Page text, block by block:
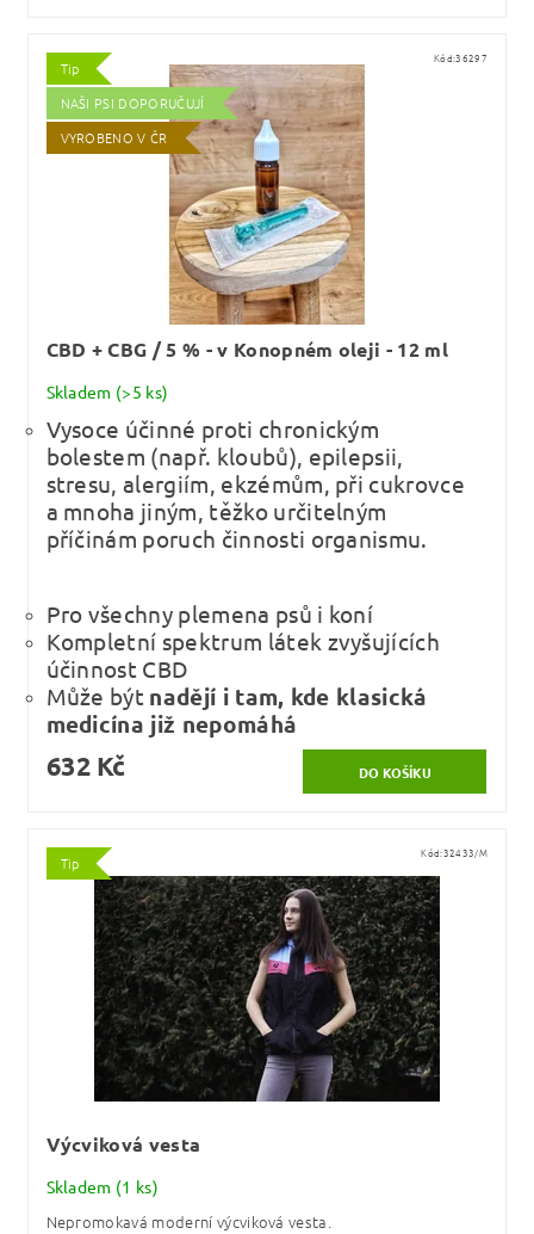
Tip
NAŠI PSI DOPORUČUJÍ
VYROBENO V ČR
Kód:36297
CBD + CBG / 5 % - v Konopném oleji - 12 ml
Skladem (>5 ks)
Vysoce účinné proti chronickým
bolestem (např. kloubů), epilepsii,
stresu, alergiím, ekzémům, při cukrovce
a mnoha jiným, těžko určitelným
příčinám poruch činnosti organismu.
Pro všechny plemena psů i koní
Kompletní spektrum látek zvyšujících
účinnost CBD
Může být nadějí i tam, kde klasická
medicína již nepomáhá
632 Kč
Tip
Kód:32433/M
Výcviková vesta
Skladem (1 ks)
Nepromokavá moderní výcviková vesta.